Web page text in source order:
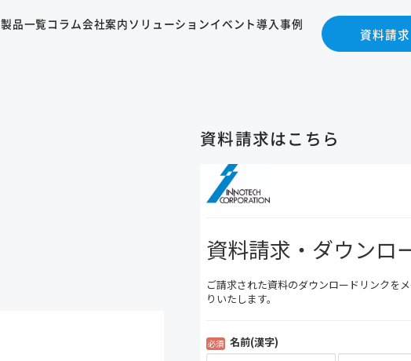
製品一覧 コラム会社案内ソリューションイベント導入事例
資料請求
資料請求はこちら